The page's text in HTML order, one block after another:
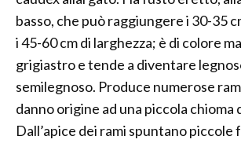
basso, che può raggiungere i 30-35
i 45-60 cm di larghezza; è di colore
grigiastro e tende a diventare
semilegnoso. Produce numerose
danno origine ad una piccola chioma
Dall’apice dei rami spuntano piccole